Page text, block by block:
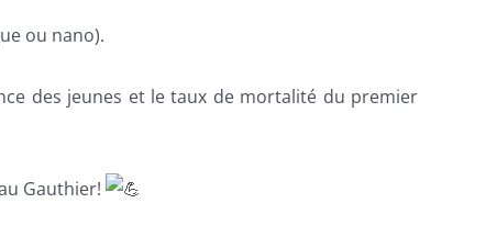
ou nano).
des jeunes et le taux de mortalité du premier
Gauthier!